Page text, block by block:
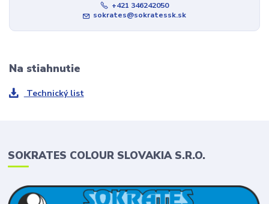
+421 346242050
sokrates@sokratessk.sk
Na stiahnutie
Technický list
SOKRATES COLOUR SLOVAKIA S.R.O.